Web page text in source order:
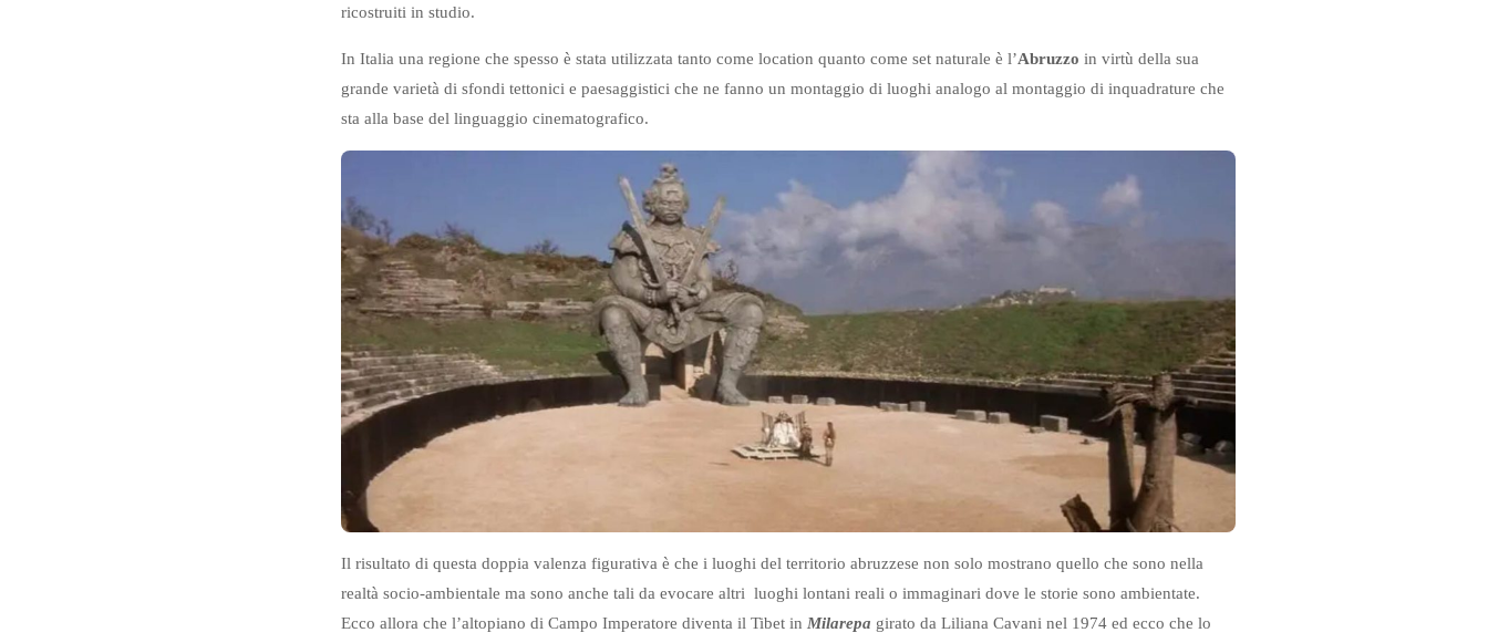
ricostruiti in studio.
In Italia una regione che spesso è stata utilizzata tanto come location quanto come set naturale è l’Abruzzo in virtù della sua
grande varietà di sfondi tettonici e paesaggistici che ne fanno un montaggio di luoghi analogo al montaggio di inquadrature che
sta alla base del linguaggio cinematografico.
Il risultato di questa doppia valenza figurativa è che i luoghi del territorio abruzzese non solo mostrano quello che sono nella
realtà socio-ambientale ma sono anche tali da evocare altri luoghi lontani reali o immaginari dove le storie sono ambientate.
Ecco allora che l’altopiano di Campo Imperatore diventa il Tibet in Milarepa girato da Liliana Cavani nel 1974 ed ecco che lo